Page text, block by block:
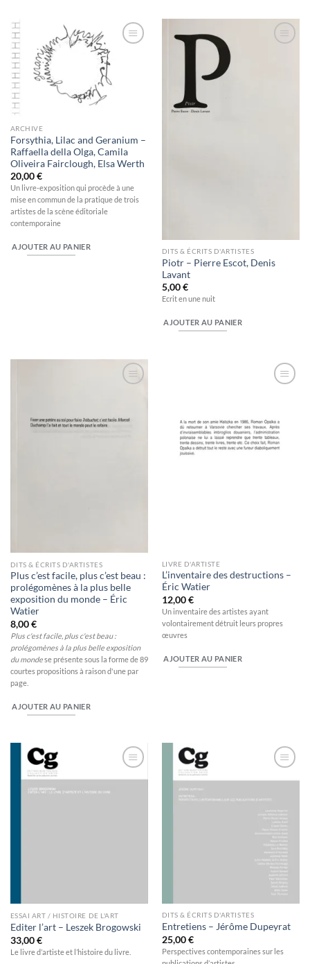
ARCHIVE
Forsythia, Lilac and Geranium –
Raffaella della Olga, Camila
Oliveira Fairclough, Elsa Werth
20,00€
Un livre-exposition qui procède à une
mise en commun de la pratique de trois
artistes de la scène éditoriale
contemporaine
AJOUTER AU PANIER DITS & ÉCRITS D'ARTISTES
Piotr – Pierre Escot, Denis
Lavant
5,00€
Ecrit en une nuit
AJOUTER AU PANIER
DITS & ÉCRITS D'ARTISTES
Plus c’est facile, plus c’est beau :
prolégomènes à la plus belle
exposition du monde – Éric
Watier
8,00€
Plus c'est facile, plus c'est beau :
prolégomènes à la plus belle exposition
du mondese présente sous la forme de 89
courtes propositions à raison d'une par
page.
AJOUTER AU PANIER
LIVRE D'ARTISTE
L’inventaire des destructions –
Éric Watier
12,00€
Un inventaire des artistes ayant
volontairement détruit leurs propres
œuvres
AJOUTER AU PANIER
Ajouter
ESSAI ART / HISTOIRE DE L'ART
Editer l’art – Leszek Brogowski
33,00€
Le livre d’artiste et l’histoire du livre.
DITS & ÉCRITS D'ARTISTES
Entretiens – Jérôme Dupeyrat
25,00€
Perspectives contemporaines sur les